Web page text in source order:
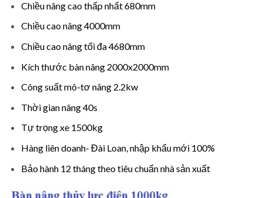
Chiều nâng cao thấp nhất 680mm
Chiều cao nâng 4000mm
Chiều cao nâng tối đa 4680mm
Kích thước bàn nâng 2000x2000mm
Công suất mô-tơ nâng 2.2kw
Thời gian nâng 40s
Tự trọng xe 1500kg
Hàng liên doanh- Đài Loan, nhập khẩu mới 100%
Bảo hành 12 tháng theo tiêu chuẩn nhà sản xuất